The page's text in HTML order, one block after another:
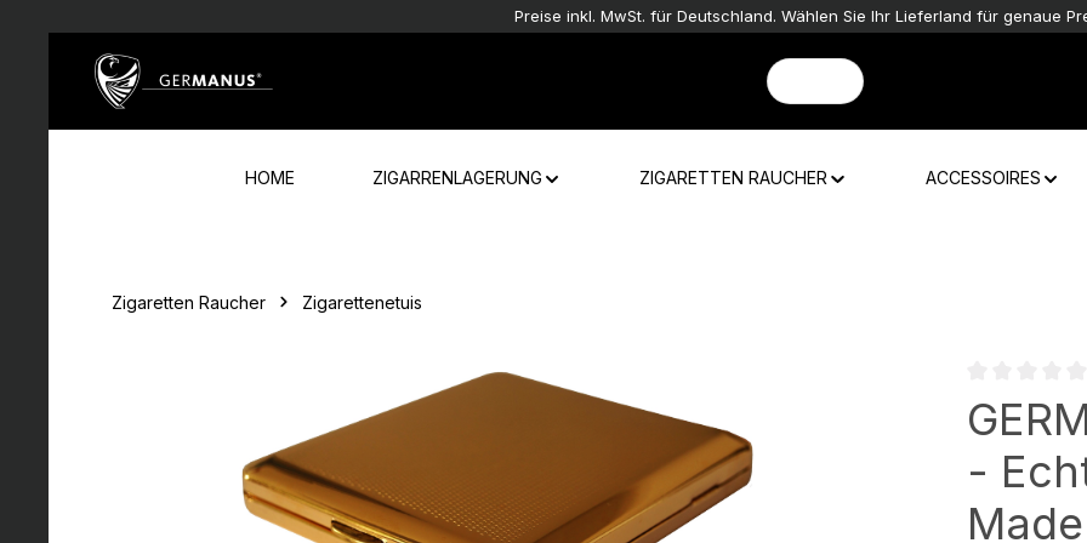
Preise inkl. MwSt. für Deutschland. Wählen Sie Ihr Lieferland für genaue
HOME ZIGARRENLAGERUNG ZIGARETTEN RAUCHER ACCESSOIRES
Zigaretten Raucher Zigarettenetuis
-